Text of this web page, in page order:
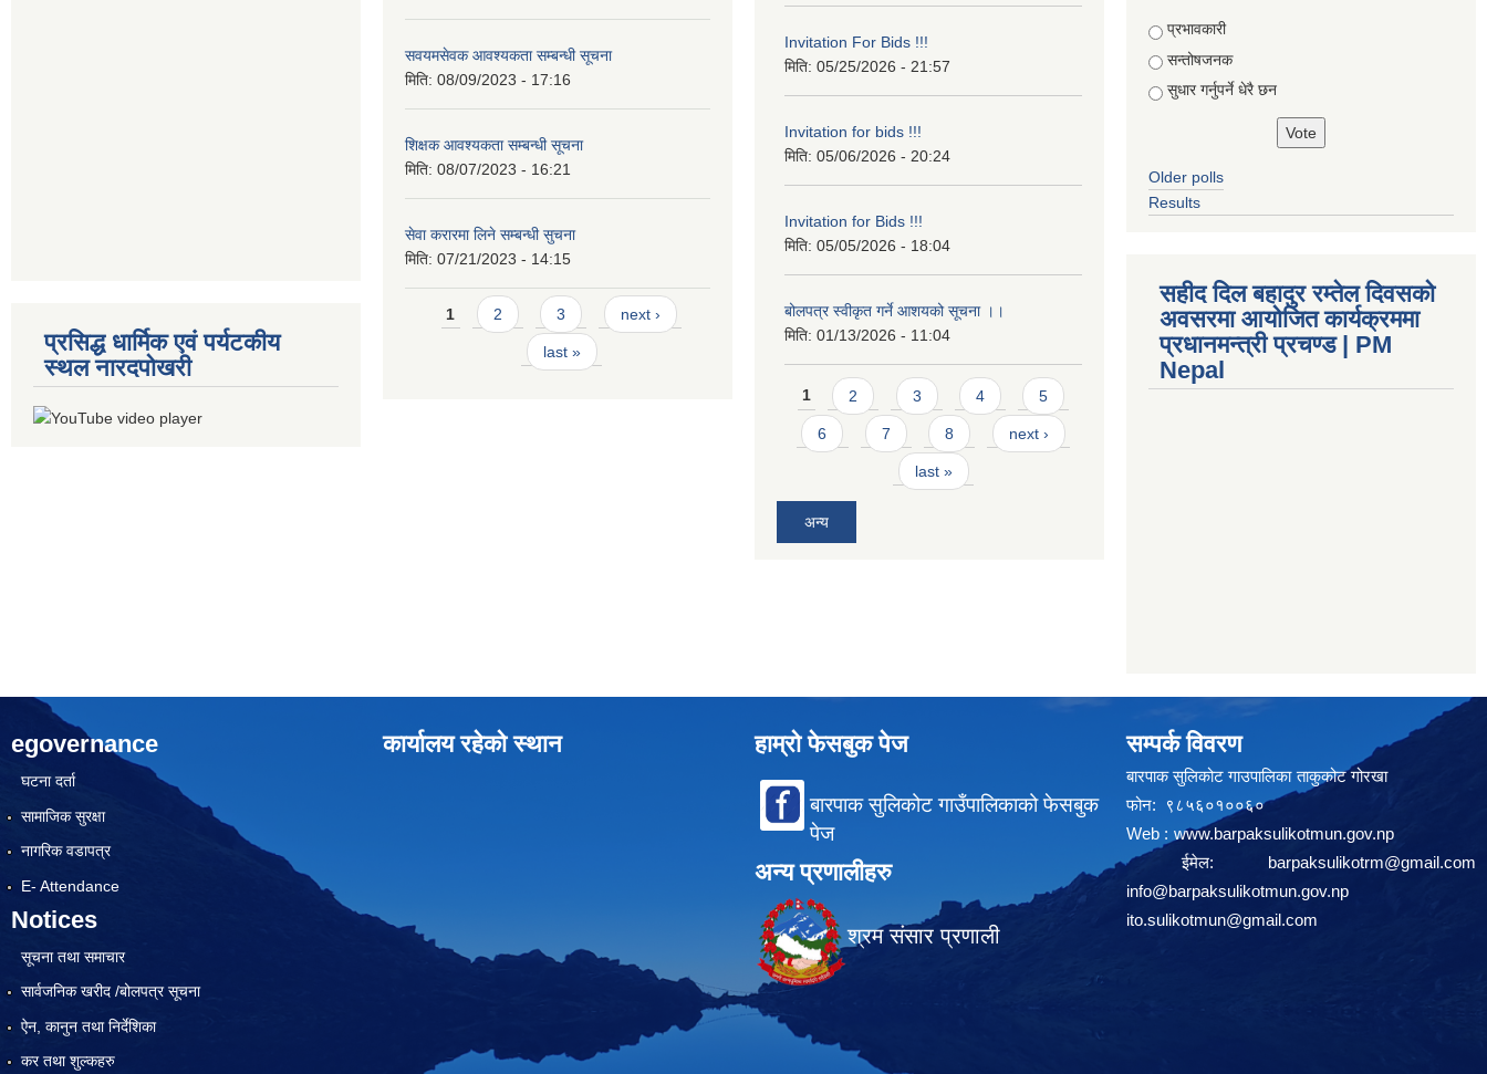
प्रसिद्ध धार्मिक एवं पर्यटकीय
स्थल नारदपोखरी
सवयमसेवक आवश्यकता सम्बन्धी सूचना
मिति: 08/09/2023 - 17:16
शिक्षक आवश्यकता सम्बन्धी सूचना
मिति: 08/07/2023 - 16:21
सेवा करारमा लिने सम्बन्धी सुचना
मिति: 07/21/2023 - 14:15
Pages
1 2 3 next ›
last »
Invitation For Bids !!!
मिति: 05/25/2026 - 21:57
Invitation for bids !!!
मिति: 05/06/2026 - 20:24
Invitation for Bids !!!
मिति: 05/05/2026 - 18:04
बोलपत्र स्वीकृत गर्ने आशयको सूचना ।।
मिति: 01/13/2026 - 11:04
Pages
1 2 3 4 5
6 7 8 next ›
last »
अन्य
Choices
प्रभावकारी
सन्तोषजनक
सुधार गर्नुपर्ने धेरै छन
Older polls
Results
सहीद दिल बहादुर रम्तेल दिवसको
अवसरमा आयोजित कार्यक्रममा
प्रधानमन्त्री प्रचण्ड | PM
Nepal
egovernance
घटना दर्ता
सामाजिक सुरक्षा
नागरिक वडापत्र
E- Attendance
Notices
सूचना तथा समाचार
सार्वजनिक खरीद /बोलपत्र सूचना
ऐन, कानुन तथा निर्देशिका
कर तथा शुल्कहरु
कार्यालय रहेको स्थान हाम्रो फेसबुक पेज
बारपाक सुलिकोट गाउँपालिकाको फेसबुक
पेज
अन्य प्रणालीहरु
श्रम संसार प्रणाली
सम्पर्क विवरण
बारपाक सुलिकोट गाउपालिका ताकुकोट गोरखा
फोन: ९८५६०१००६०
Web : www.barpaksulikotmun.gov.np
ईमेल: barpaksulikotrm@gmail.com
info@barpaksulikotmun.gov.np
ito.sulikotmun@gmail.com